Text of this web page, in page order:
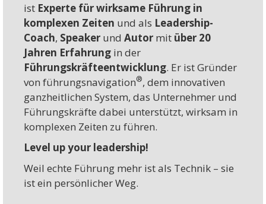
ist Experte für wirksame Führung in
komplexen Zeiten und als Leadership-
Coach, Speaker und Autor mit über 20
Jahren Erfahrung in der
Führungskräfteentwicklung. Er ist Gründer
von führungsnavigation®, dem innovativen
ganzheitlichen System, das Unternehmer und
Führungskräfte dabei unterstützt, wirksam in
komplexen Zeiten zu führen.
Level up your leadership!
Weil echte Führung mehr ist als Technik – sie
ist ein persönlicher Weg.